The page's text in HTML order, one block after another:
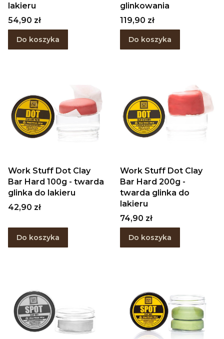
lakieru
Cena
54,90 zł
Do koszyka
glinkowania
Cena
119,90 zł
Do koszyka
Work Stuff Dot Clay
Bar Hard 100g - twarda
glinka do lakieru
Cena
42,90 zł
Do koszyka
Work Stuff Dot Clay
Bar Hard 200g -
twarda glinka do
lakieru
Cena
74,90 zł
Do koszyka